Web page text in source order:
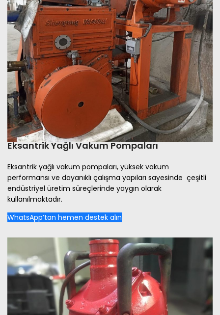
Eksantrik Yağlı Vakum Pompaları
Eksantrik yağlı vakum pompaları, yüksek vakum
performansı ve dayanıklı çalışma yapıları sayesinde çeşitli
endüstriyel üretim süreçlerinde yaygın olarak
kullanılmaktadır.
WhatsApp’tan hemen destek alın